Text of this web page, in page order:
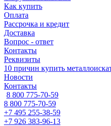
Как купить
Оплата
Рассрочка и кредит
Доставка
Вопрос - ответ
Контакты
Реквизиты
10 причин купить
Новости
Контакты
8 800 775-70-59
8 800 775-70-59
+7 495 255-38-59
+7 926 383-96-13